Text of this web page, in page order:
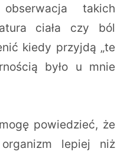
takich
ciała czy ból
kiedy przyjdą „te
było u mnie
powiedzieć, że
lepiej niż